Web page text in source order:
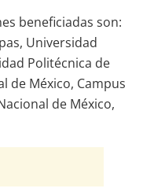
beneficiadas son:
Universidad
Politécnica de
de México, Campus
de México,